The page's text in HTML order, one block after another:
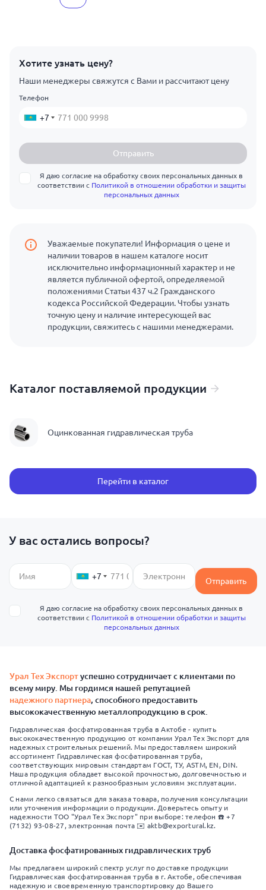
Хотите узнать цену?
Наши менеджеры свяжутся с Вами и рассчитают цену
Телефон
+7
Отправить
Я даю согласие на обработку своих персональных данных в
соответствии с Политикой в отношении обработки и защиты
персональных данных
Уважаемые покупатели! Информация о цене и
наличии товаров в нашем каталоге носит
исключительно информационный характер и не
является публичной офертой, определяемой
положениями Статьи 437 ч.2 Гражданского
кодекса Российской Федерации. Чтобы узнать
точную цену и наличие интересующей вас
продукции, свяжитесь с нашими менеджерами.
Каталог поставляемой продукции
Оцинкованная гидравлическая труба
Перейти в каталог
У вас остались вопросы?
+7 Отправить
Я даю согласие на обработку своих персональных данных в
соответствии с Политикой в отношении обработки и защиты
персональных данных
Урал Тех Экспортуспешно сотрудничает с клиентами по
всему миру. Мы гордимся нашей репутацией
надежного партнера, способного предоставить
высококачественную металлопродукцию в срок.
Гидравлическая фосфатированная труба в Актобе - купить
высококачественную продукцию от компании Урал Тех Экспорт для
надежных строительных решений. Мы предоставляем широкий
ассортимент Гидравлическая фосфатированная труба,
соответствующих мировым стандартам ГОСТ, ТУ, ASTM, EN, DIN.
Наша продукция обладает высокой прочностью, долговечностью и
отличной адаптацией к разнообразным условиям эксплуатации.
С нами легко связаться для заказа товара, получения консультации
или уточнения информации о продукции. Доверьтесь опыту и
надежности ТОО "Урал Тех Экспорт" при выборе: телефон ☎️ +7
(7132) 93-08-27, электронная почта ✉️ aktb@exportural.kz.
Доставка фосфатированных гидравлических труб
Мы предлагаем широкий спектр услуг по доставке продукции
Гидравлическая фосфатированная труба в г. Актобе, обеспечивая
надежную и своевременную транспортировку до Вашего